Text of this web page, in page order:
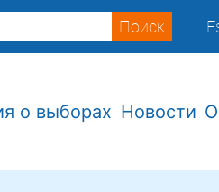
о выборах Новости